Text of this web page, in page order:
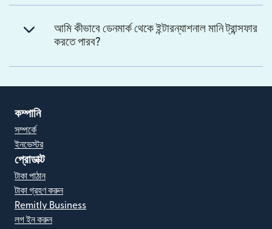
আমি কীভাবে ডেনমার্ক থেকে ইন্টারন্যাশনাল মানি ট্রান্সফার
করতে পারব?
কম্পানি
সম্পর্কে
ইনভেস্টর
প্রোডাক্ট
টাকা পাঠান
টাকা গ্রহণ করুন
Remitly Business
লগ ইন করুন